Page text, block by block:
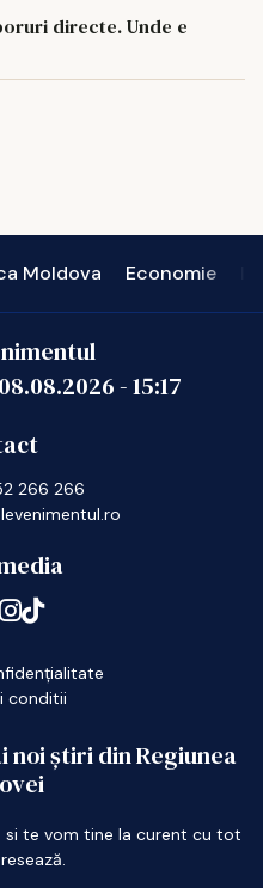
directe. Unde e
Moldova Economie
08.08.2026-15:17
266 266
conditii
noi știri din Regiunea
te vom tine la curent cu tot